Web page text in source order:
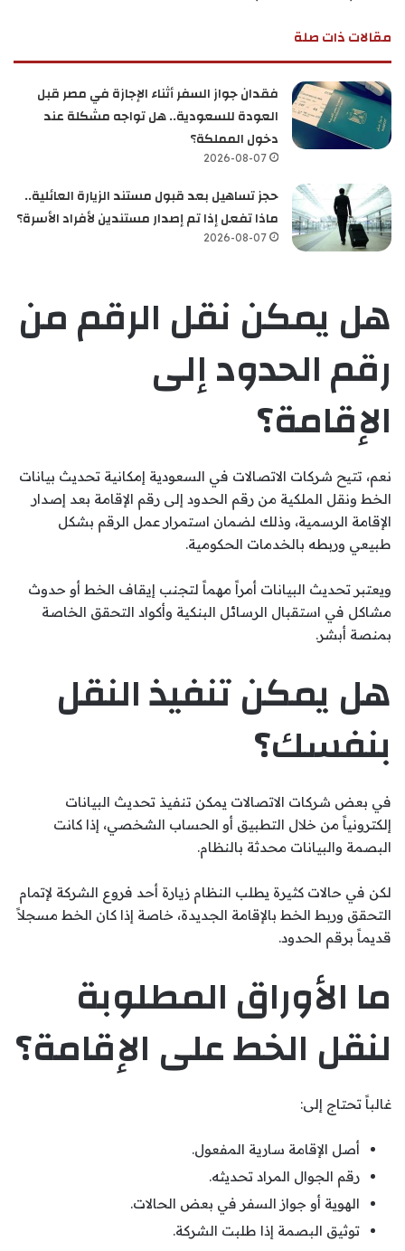
مقالات ذات صلة
فقدان جواز السفر أثناء الإجازة في مصر قبل
العودة للسعودية.. هل تواجه مشكلة عند
دخول المملكة؟
2026-08-07
حجز تساهيل بعد قبول مستند الزيارة العائلية..
ماذا تفعل إذا تم إصدار مستندين لأفراد الأسرة؟
2026-08-07
هل يمكن نقل الرقم من
رقم الحدود إلى
الإقامة؟
نعم، تتيح شركات الاتصالات في السعودية إمكانية تحديث بيانات
الخط ونقل الملكية من رقم الحدود إلى رقم الإقامة بعد إصدار
الإقامة الرسمية، وذلك لضمان استمرار عمل الرقم بشكل
طبيعي وربطه بالخدمات الحكومية.
ويعتبر تحديث البيانات أمراً مهماً لتجنب إيقاف الخط أو حدوث
مشاكل في استقبال الرسائل البنكية وأكواد التحقق الخاصة
بمنصة أبشر.
هل يمكن تنفيذ النقل
بنفسك؟
في بعض شركات الاتصالات يمكن تنفيذ تحديث البيانات
إلكترونياً من خلال التطبيق أو الحساب الشخصي، إذا كانت
البصمة والبيانات محدثة بالنظام.
لكن في حالات كثيرة يطلب النظام زيارة أحد فروع الشركة لإتمام
التحقق وربط الخط بالإقامة الجديدة، خاصة إذا كان الخط مسجلاً
قديماً برقم الحدود.
ما الأوراق المطلوبة
لنقل الخط على الإقامة؟
غالباً تحتاج إلى:
أصل الإقامة سارية المفعول.
رقم الجوال المراد تحديثه.
الهوية أو جواز السفر في بعض الحالات.
توثيق البصمة إذا طلبت الشركة.